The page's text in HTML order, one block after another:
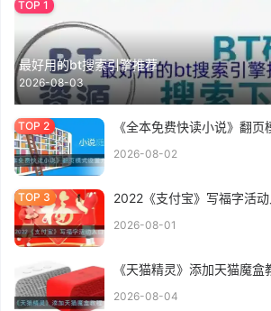
最好用的bt搜索引擎推荐
2026-08-03
《全本免费快读小说》翻页
2026-08-02
2022《支付宝》写福字活
2026-08-01
《天猫精灵》添加天猫魔盒
2026-08-04